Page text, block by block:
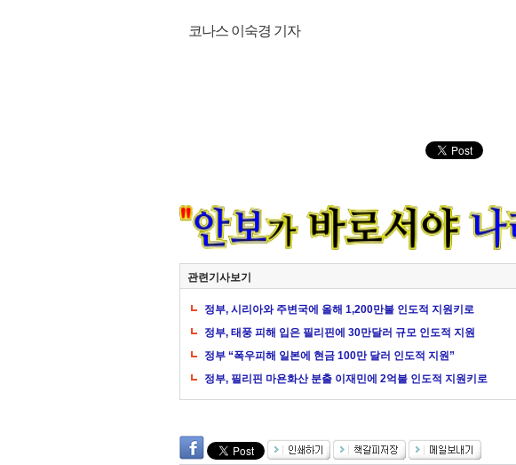
코나스 이숙경 기자
관련기사보기
정부, 시리아와 주변국에 올해 1,200만불 인도적 지원키로
정부, 태풍 피해 입은 필리핀에 30만달러 규모 인도적 지원
정부 “폭우피해 일본에 현금 100만 달러 인도적 지원”
정부, 필리핀 마욘화산 분출 이재민에 2억불 인도적 지원키로